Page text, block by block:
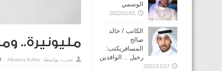
مليونيرة..
نشرت بواسطة: Alhakea Editor
الوسمي
2022/01/01
الكاتب / خالد
صالح
المسافريكتب:
رحيل .. الوافدين
2021/11/17